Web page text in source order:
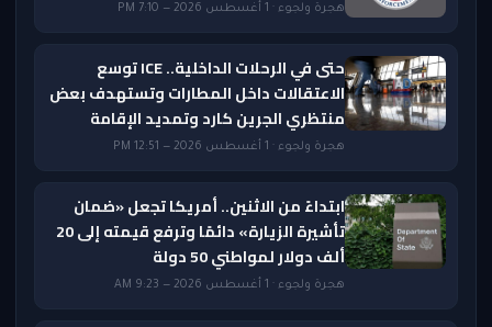
هجرة ولجوء · 1 أغسطس 2026 — 7:10 PM
حتى في الرحلات الداخلية.. ICE توسع
الاعتقالات داخل المطارات وتستهدف بعض
منتظري الجرين كارد وتمديد الإقامة
هجرة ولجوء · 1 أغسطس 2026 — 12:51 PM
ابتداءً من الاثنين.. أمريكا تجعل «ضمان
تأشيرة الزيارة» دائمًا وترفع قيمته إلى 20
ألف دولار لمواطني 50 دولة
هجرة ولجوء · 1 أغسطس 2026 — 9:23 AM